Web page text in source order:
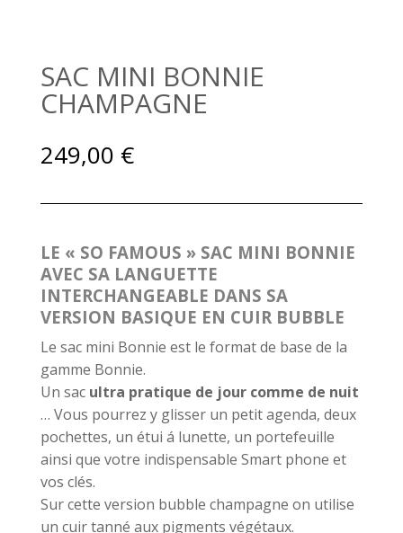
SAC MINI BONNIE
CHAMPAGNE
249,00 €
LE « SO FAMOUS » SAC MINI BONNIE
AVEC SA LANGUETTE
INTERCHANGEABLE DANS SA
VERSION BASIQUE EN CUIR BUBBLE
Le sac mini Bonnie est le format de base de la
gamme Bonnie.
Un sac ultra pratique de jour comme de nuit
… Vous pourrez y glisser un petit agenda, deux
pochettes, un étui á lunette, un portefeuille
ainsi que votre indispensable Smart phone et
vos clés.
Sur cette version bubble champagne on utilise
un cuir tanné aux pigments végétaux.